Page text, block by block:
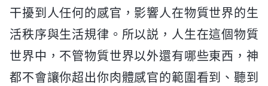
干擾到人任何的感官，影響人在物質世界的生
活秩序與生活規律。所以説，人生在這個物質
世界中，不管物質世界以外還有哪些東西，神
都不會讓你超出你肉體感官的範圍看到、聽到